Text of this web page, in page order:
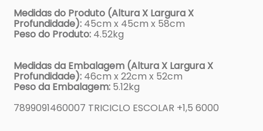
Medidas do Produto (Altura X Largura X
Profundidade): 45cm x 45cm x 58cm
Peso do Produto: 4.52kg
Medidas da Embalagem (Altura X Largura X
Profundidade): 46cm x 22cm x 52cm
Peso da Embalagem: 5.12kg
7899091460007 TRICICLO ESCOLAR +1,5 6000